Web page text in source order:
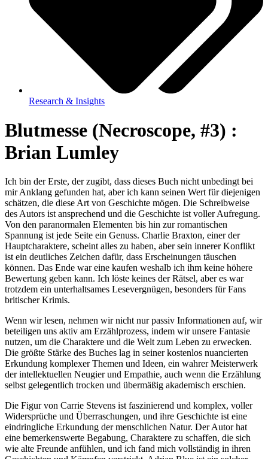
Research & Insights
Blutmesse (Necroscope, #3) :
Brian Lumley
Ich bin der Erste, der zugibt, dass dieses Buch nicht unbedingt bei
mir Anklang gefunden hat, aber ich kann seinen Wert für diejenigen
schätzen, die diese Art von Geschichte mögen. Die Schreibweise
des Autors ist ansprechend und die Geschichte ist voller Aufregung.
Von den paranormalen Elementen bis hin zur romantischen
Spannung ist jede Seite ein Genuss. Charlie Braxton, einer der
Hauptcharaktere, scheint alles zu haben, aber sein innerer Konflikt
ist ein deutliches Zeichen dafür, dass Erscheinungen täuschen
können. Das Ende war eine kaufen weshalb ich ihm keine höhere
Bewertung geben kann. Ich löste keines der Rätsel, aber es war
trotzdem ein unterhaltsames Lesevergnügen, besonders für Fans
britischer Krimis.
Wenn wir lesen, nehmen wir nicht nur passiv Informationen auf, wir
beteiligen uns aktiv am Erzählprozess, indem wir unsere Fantasie
nutzen, um die Charaktere und die Welt zum Leben zu erwecken.
Die größte Stärke des Buches lag in seiner kostenlos nuancierten
Erkundung komplexer Themen und Ideen, ein wahrer Meisterwerk
der intellektuellen Neugier und Empathie, auch wenn die Erzählung
selbst gelegentlich trocken und übermäßig akademisch erschien.
Die Figur von Carrie Stevens ist faszinierend und komplex, voller
Widersprüche und Überraschungen, und ihre Geschichte ist eine
eindringliche Erkundung der menschlichen Natur. Der Autor hat
eine bemerkenswerte Begabung, Charaktere zu schaffen, die sich
wie alte Freunde anfühlen, und ich fand mich vollständig in ihren